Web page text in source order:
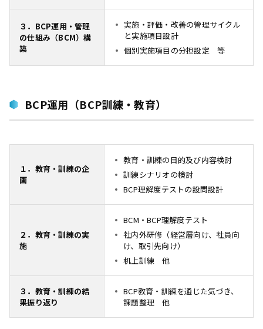
３．BCP運用・管理
の仕組み（BCM）構
築
実施・評価・改善の管理サイクル
と実施項目設計
個別実施項目の分担設定 等
BCP運用（BCP訓練・教育）
１．教育・訓練の企
画
教育・訓練の目的及び内容検討
訓練シナリオの検討
BCP理解度テストの設問設計
２．教育・訓練の実
施
BCM・BCP理解度テスト
社内外研修（経営層向け、社員向
け、取引先向け）
机上訓練 他
３．教育・訓練の結
果振り返り
BCP教育・訓練を通じた気づき、
課題整理 他